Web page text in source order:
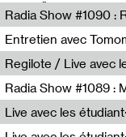
Radio Študent
Wave Farm
Entretien avec
Tomomi
Radio Panik
Live avec les